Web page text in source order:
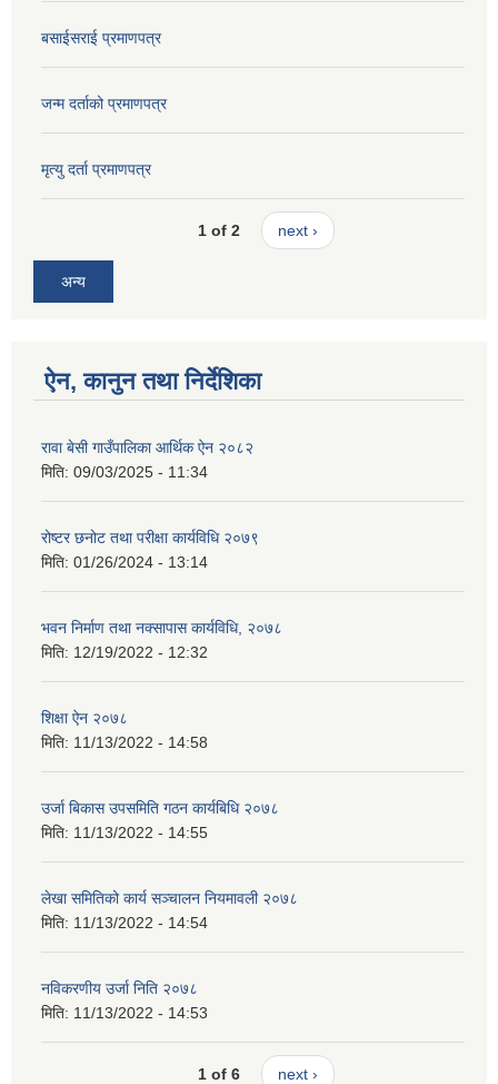
बसाईसराई प्रमाणपत्र
जन्म दर्ताको प्रमाणपत्र
मृत्यु दर्ता प्रमाणपत्र
1 of 2 next ›
अन्य
ऐन, कानुन तथा निर्देशिका
रावा बेसी गाउँपालिका आर्थिक ऐन २०८२
मिति: 09/03/2025 - 11:34
रोष्टर छनोट तथा परीक्षा कार्यविधि २०७९
मिति: 01/26/2024 - 13:14
भवन निर्माण तथा नक्सापास कार्यविधि, २०७८
मिति: 12/19/2022 - 12:32
शिक्षा ऐन २०७८
मिति: 11/13/2022 - 14:58
उर्जा बिकास उपसमिति गठन कार्यबिधि २०७८
मिति: 11/13/2022 - 14:55
लेखा समितिको कार्य सञ्चालन नियमावली २०७८
मिति: 11/13/2022 - 14:54
नविकरणीय उर्जा निति २०७८
मिति: 11/13/2022 - 14:53
1 of 6 next ›